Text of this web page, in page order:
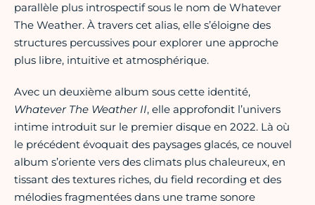
parallèle plus introspectif sous le nom de Whatever
The Weather. À travers cet alias, elle s’éloigne des
structures percussives pour explorer une approche
plus libre, intuitive et atmosphérique.
Avec un deuxième album sous cette identité,
Whatever The Weather II, elle approfondit l’univers
intime introduit sur le premier disque en 2022. Là où
le précédent évoquait des paysages glacés, ce nouvel
album s’oriente vers des climats plus chaleureux, en
tissant des textures riches, du field recording et des
mélodies fragmentées dans une trame sonore